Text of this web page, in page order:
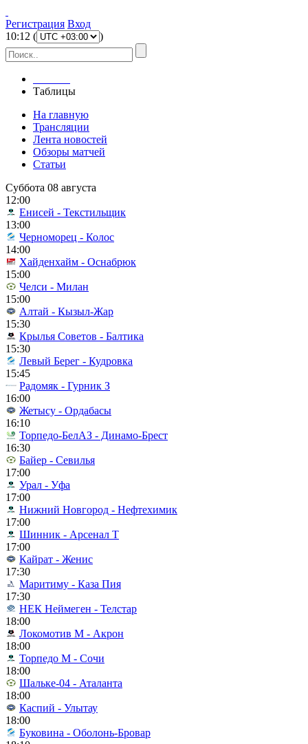
Регистрация Вход
10:12 ( )
Таблицы
На главную
Трансляции
Лента новостей
Обзоры матчей
Статьи
Суббота 08 августа
12:00
Енисей - Текстильщик
13:00
Черноморец - Колос
14:00
Хайденхайм - Оснабрюк
15:00
Челси - Милан
15:00
Алтай - Кызыл-Жар
15:30
Крылья Советов - Балтика
15:30
Левый Берег - Кудровка
15:45
Радомяк - Гурник З
16:00
Жетысу - Ордабасы
16:10
Торпедо-БелАЗ - Динамо-Брест
16:30
Байер - Севилья
17:00
Урал - Уфа
17:00
Нижний Новгород - Нефтехимик
17:00
Шинник - Арсенал Т
17:00
Кайрат - Женис
17:30
Маритиму - Каза Пия
17:30
НЕК Неймеген - Телстар
18:00
Локомотив М - Акрон
18:00
Торпедо М - Сочи
18:00
Шальке-04 - Аталанта
18:00
Каспий - Улытау
18:00
Буковина - Оболонь-Бровар